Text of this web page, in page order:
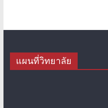
แผนที่วิทยาลัย